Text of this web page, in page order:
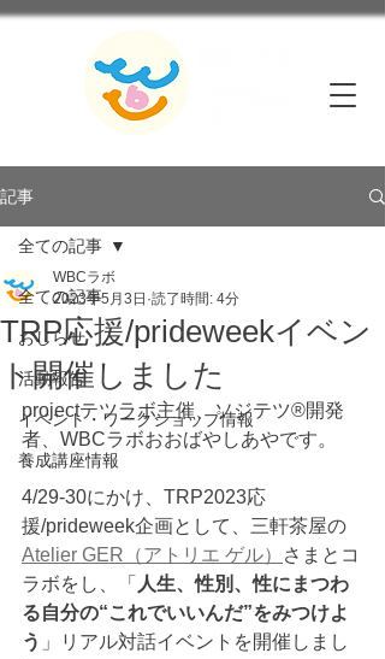
記事
全ての記事
おしらせ
活動報告
イベント・ワークショップ情報
養成講座情報
全ての記事
TRP応援/prideweekイベン
ト開催しました
WBCラボ
2023年5月3日 読了時間: 4分
projectテツラボ主催、ソジテツ®開発
者、WBCラボおおばやしあやです。
4/29-30にかけ、TRP2023応
援/prideweek企画として、三軒茶屋の
Atelier GER（アトリエ ゲル）
さまとコ
ラボをし、「 人生、性別、性にまつわ
る自分の“これでいいんだ”をみつけよ
う 」リアル対話イベントを開催しまし